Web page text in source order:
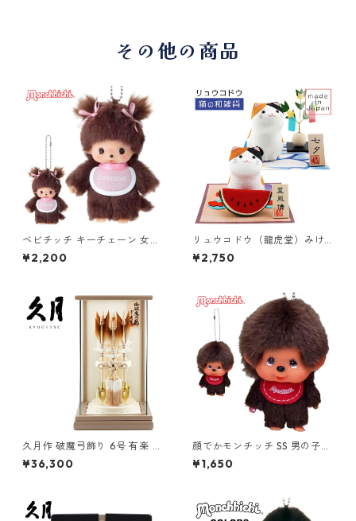
その他の商品
ベビチッチ キーチェーン 女の
子 201099 セキグチ(Sekiguc
hi)
¥2,200
リュウコドウ（龍虎堂）みけ
の季節巡り 和雑貨/コンパク
ト/ちりめん/日本製/京都
¥2,750
久月作 破魔弓飾り 6号 有楽 パ
ノラマガラスケース入り ベー
ジュ系 正月飾り/男の子/男
¥36,300
顔でかモンチッチ SS 男の子
キーチェーン 257294 セキグ
チ(Sekiguchi)
¥1,650